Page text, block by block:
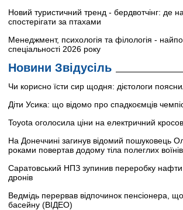
Новий туристичний тренд - бердвотчінг: де
спостерігати за птахами
Менеджмент, психологія та філологія -
спеціальності 2026 року
Новини Звідусіль
Чи корисно їсти сир щодня: дієтологи
Діти Усика: що відомо про спадкоємців
Toyota оголосила ціни на електричний
На Донеччині загинув відомий пошуковець
роками повертав додому тіла полеглих воїнів
Саратовський НПЗ зупинив переробку нафти
дронів
Ведмідь перервав відпочинок пенсіонера,
басейну (ВІДЕО)